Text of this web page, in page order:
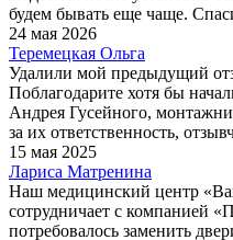
будем бывать еще чаще.
24 мая 2026
Теремецкая Ольга
Удалили мой предыдущий
Поблагодарите хотя бы
Андрея Гусейного,
за их ответственность,
15 мая 2025
Лариса Матренина
Наш медицинский центр
сотрудничает с компанией
потребовалось заменить